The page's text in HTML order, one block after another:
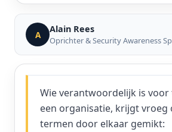
A Alain Rees
Oprichter & Security Awareness
Wie verantwoordelijk is
een organisatie, krijgt vroeg
termen door elkaar gemikt: